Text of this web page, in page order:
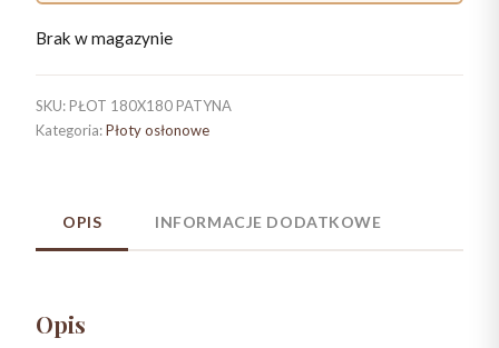
Brak w magazynie
SKU: PŁOT 180X180 PATYNA
Kategoria:Płoty osłonowe
OPIS INFORMACJE DODATKOWE
Opis